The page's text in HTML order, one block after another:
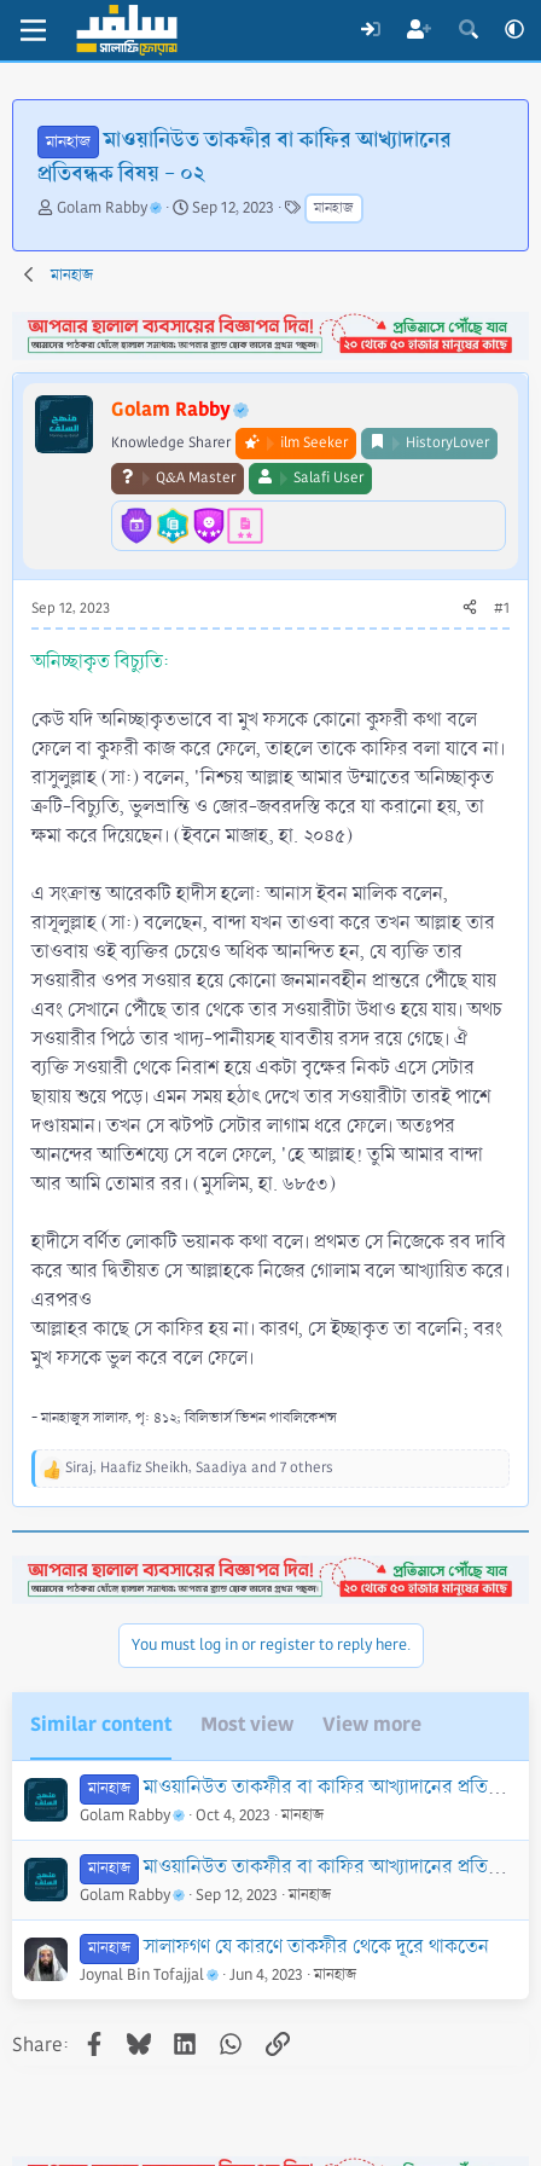
মানহাজ মাওয়ানিউত তাকফীর বা কাফির আখ্যাদানের
প্রতিবন্ধক বিষয় - ০২
T
r
e
d
s
t
e
Golam Rabby
S
a
d
a
Sep 12, 2023
T
a
g
মানহাজ
মানহাজ
Golam Rabby
Knowledge Sharer ilm Seeker
HistoryLover
Q&A Master
Salafi User
Sep 12, 2023 #1
অনিচ্ছাকৃত বিচ্যুতি:
কেউ যদি অনিচ্ছাকৃতভাবে বা মুখ ফসকে কোনো কুফরী কথা বলে
ফেলে বা কুফরী কাজ করে ফেলে, তাহলে তাকে কাফির বলা যাবে না।
রাসুলুল্লাহ (সা:) বলেন, 'নিশ্চয় আল্লাহ আমার উম্মাতের অনিচ্ছাকৃত
ত্রুটি-বিচ্যুতি, ভুলভ্রান্তি ও জোর-জবরদস্তি করে যা করানো হয়, তা
ক্ষমা করে দিয়েছেন। (ইবনে মাজাহ, হা. ২০৪৫)
এ সংক্রান্ত আরেকটি হাদীস হলো: আনাস ইবন মালিক বলেন,
রাসূলুল্লাহ (সা:) বলেছেন, বান্দা যখন তাওবা করে তখন আল্লাহ তার
তাওবায় ওই ব্যক্তির চেয়েও অধিক আনন্দিত হন, যে ব্যক্তি তার
সওয়ারীর ওপর সওয়ার হয়ে কোনো জনমানবহীন প্রান্তরে পৌঁছে যায়
এবং সেখানে পৌঁছে তার থেকে তার সওয়ারীটা উধাও হয়ে যায়। অথচ
সওয়ারীর পিঠে তার খাদ্য-পানীয়সহ যাবতীয় রসদ রয়ে গেছে। ঐ
ব্যক্তি সওয়ারী থেকে নিরাশ হয়ে একটা বৃক্ষের নিকট এসে সেটার
ছায়ায় শুয়ে পড়ে। এমন সময় হঠাৎ দেখে তার সওয়ারীটা তারই পাশে
দণ্ডায়মান। তখন সে ঝটপট সেটার লাগাম ধরে ফেলে। অতঃপর
আনন্দের আতিশয্যে সে বলে ফেলে, 'হে আল্লাহ! তুমি আমার বান্দা
আর আমি তোমার রর। (মুসলিম, হা. ৬৮৫৩)
হাদীসে বর্ণিত লোকটি ভয়ানক কথা বলে। প্রথমত সে নিজেকে রব দাবি
করে আর দ্বিতীয়ত সে আল্লাহকে নিজের গোলাম বলে আখ্যায়িত করে।
এরপরও
আল্লাহর কাছে সে কাফির হয় না। কারণ, সে ইচ্ছাকৃত তা বলেনি; বরং
মুখ ফসকে ভুল করে বলে ফেলে।
- মানহাজুস সালাফ, পৃ: ৪১২; বিলিভার্স ভিশন পাবলিকেশন্স
R
t
i
Siraj, Haafiz Sheikh, Saadiya and 7 others
You must log in or register to reply here.
Similar content Most view View more
মানহাজ মাওয়ানিউত তাকফীর বা কাফির আখ্যাদানের প্রতিবন্ধক বিষয় - ০৩
Golam Rabby Oct 4, 2023 মানহাজ
মানহাজ মাওয়ানিউত তাকফীর বা কাফির আখ্যাদানের প্রতিবন্ধক বিষয় - ০১
Golam Rabby Sep 12, 2023 মানহাজ
মানহাজ সালাফগণ যে কারণে তাকফীর থেকে দূরে থাকতেন
Joynal Bin Tofajjal Jun 4, 2023 মানহাজ
Share: Facebook
BlueskyLinkedInWhatsApp
Link